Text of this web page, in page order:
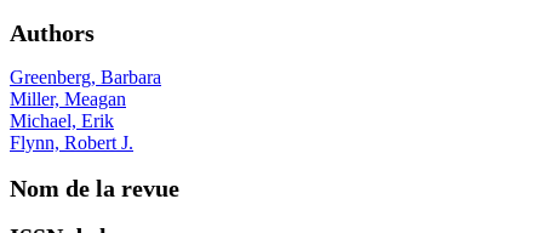
Authors
Greenberg, Barbara
Miller, Meagan
Michael, Erik
Flynn, Robert J.
Nom de la revue